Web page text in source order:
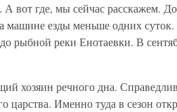
вот где, мы сейчас расскажем.
машине езды меньше одних суток.
рыбной реки Енотаевки. В
хозяин речного дна.
царства. Именно туда в сезон